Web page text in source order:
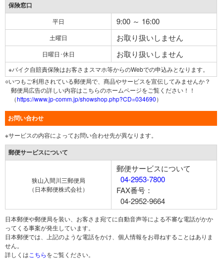
保険窓口
平日 9:00 ～ 16:00
土曜日 お取り扱いしません
日曜日･休日 お取り扱いしません
※バイク自賠責保険はお客さまスマホ等からのWebでの申込みとなります。
○いつもご利用されている郵便局で、商品やサービスを宣伝してみませんか？
郵便局広告の詳しい内容はこちらのホームページをご覧ください！！
（https://www.jp-comm.jp/showshop.php?CD=034690）
お問い合わせ
※サービスの内容によってお問い合わせ先が異なります。
郵便サービスについて
狭山入間川三郵便局
（日本郵便株式会社）
郵便サービスについて
04-2953-7800
FAX番号：
04-2952-9664
日本郵便や郵便局を装い、お客さま宛てに自動音声等による不審な電話がかか
ってくる事案が発生しています。
日本郵便では、上記のような電話をかけ、個人情報をお尋ねすることはありま
せん。
詳しくは こちらをご覧ください。